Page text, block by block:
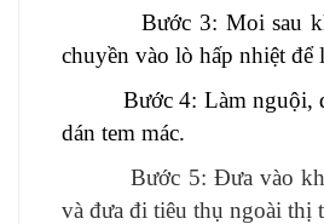
Bước 3: Moi sau
chuyền vào lò hấp nhiệt để
Bước4: Làm nguội,
dán tem mác.
Bước 5: Đưa vào
và đưa đi tiêu thụ ngoài thị